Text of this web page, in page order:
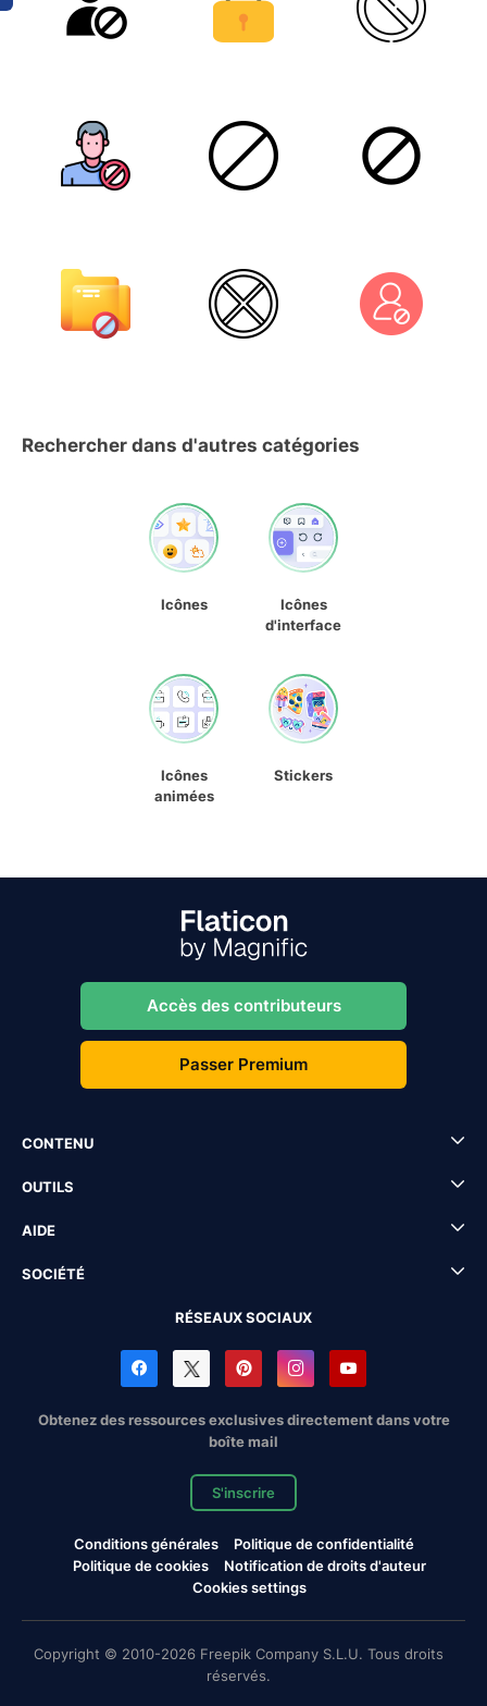
Rechercher dans d'autres catégories
Icônes
Icônes
d'interface
Icônes
animées
Stickers
Accès des contributeurs
Passer Premium
CONTENU
OUTILS
AIDE
SOCIÉTÉ
RÉSEAUX SOCIAUX
Obtenez des ressources exclusives directement dans votre
boîte mail
S'inscrire
Conditions générales
Politique de confidentialité
Politique de cookies
Notification de droits d'auteur
Cookies settings
Copyright © 2010-2026 Freepik Company S.L.U. Tous droits
réservés.